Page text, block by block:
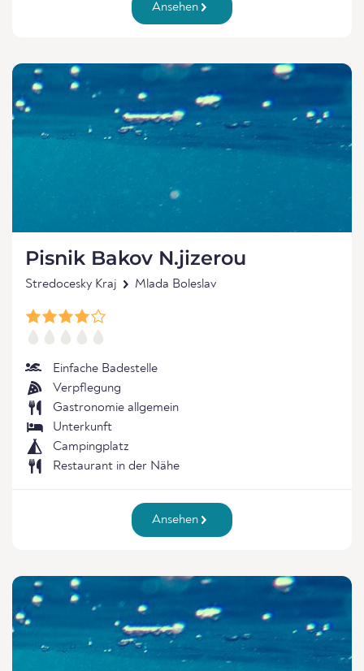
Ansehen
Pisnik Bakov N.jizerou
Stredocesky Kraj Mlada Boleslav
Einfache Badestelle
Verpflegung
Gastronomie allgemein
Unterkunft
Campingplatz
Restaurant in der Nähe
Ansehen